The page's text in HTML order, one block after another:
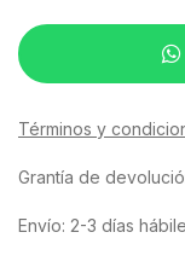
Términos y
Grantía de
Envío: 2-3 días